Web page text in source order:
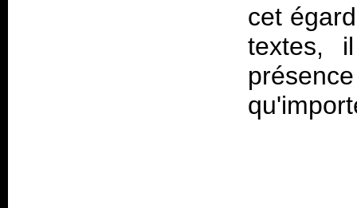
cet
textes,